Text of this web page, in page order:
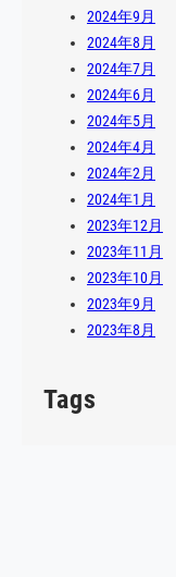
2024年9月
2024年8月
2024年7月
2024年6月
2024年5月
2024年4月
2024年2月
2024年1月
2023年12月
2023年11月
2023年10月
2023年9月
2023年8月
Tags